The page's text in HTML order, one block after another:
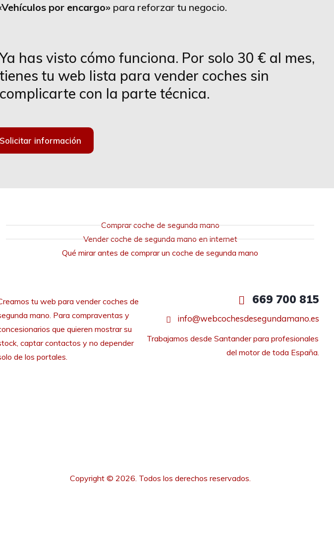
por encargo» para reforzar tu negocio.
Ya has visto cómo funciona. Por solo 30 € al mes,
tienes tu web lista para vender coches sin
complicarte con la parte técnica.
Solicitar información
Comprar coche de segunda mano
Vender coche de segunda mano en internet
Qué mirar antes de comprar un coche de segunda mano
tu web para vender coches de
mano. Para compraventas y
que quieren mostrar su
captar contactos y no depender
de los portales.
669 700 815
info@webcochesdesegundamano.es
Trabajamos desde Santander para profesionales
del motor de toda España.
Copyright © 2026. Todos los derechos reservados.